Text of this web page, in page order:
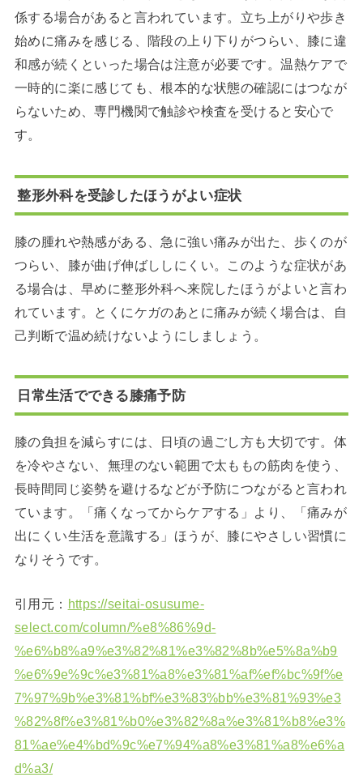
係する場合があると言われています。立ち上がりや歩き
始めに痛みを感じる、階段の上り下りがつらい、膝に違
和感が続くといった場合は注意が必要です。温熱ケアで
一時的に楽に感じても、根本的な状態の確認にはつなが
らないため、専門機関で触診や検査を受けると安心で
す。
整形外科を受診したほうがよい症状
膝の腫れや熱感がある、急に強い痛みが出た、歩くのが
つらい、膝が曲げ伸ばししにくい。このような症状があ
る場合は、早めに整形外科へ来院したほうがよいと言わ
れています。とくにケガのあとに痛みが続く場合は、自
己判断で温め続けないようにしましょう。
日常生活でできる膝痛予防
膝の負担を減らすには、日頃の過ごし方も大切です。体
を冷やさない、無理のない範囲で太ももの筋肉を使う、
長時間同じ姿勢を避けるなどが予防につながると言われ
ています。「痛くなってからケアする」より、「痛みが
出にくい生活を意識する」ほうが、膝にやさしい習慣に
なりそうです。
引用元： https://seitai-osusume-
select.com/column/%e8%86%9d-
%e6%b8%a9%e3%82%81%e3%82%8b%e5%8a%b9
%e6%9e%9c%e3%81%a8%e3%81%af%ef%bc%9f%e
7%97%9b%e3%81%bf%e3%83%bb%e3%81%93%e3
%82%8f%e3%81%b0%e3%82%8a%e3%81%b8%e3%
81%ae%e4%bd%9c%e7%94%a8%e3%81%a8%e6%a
d%a3/